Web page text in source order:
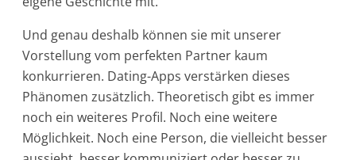
Und genau deshalb können sie mit unserer
Vorstellung vom perfekten Partner kaum
konkurrieren. Dating-Apps verstärken dieses
Phänomen zusätzlich. Theoretisch gibt es immer
noch ein weiteres Profil. Noch eine weitere
Möglichkeit. Noch eine Person, die vielleicht besser